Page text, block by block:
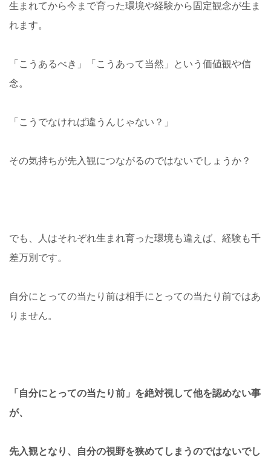
生まれてから今まで育った環境や経験から固定観念が生ま
れます。
「こうあるべき」「こうあって当然」という価値観や信
念。
「こうでなければ違うんじゃない？」
その気持ちが先入観につながるのではないでしょうか？
でも、人はそれぞれ生まれ育った環境も違えば、経験も千
差万別です。
自分にとっての当たり前は相手にとっての当たり前ではあ
りません。
「自分にとっての当たり前」を絶対視して他を認めない事
が、
先入観となり、自分の視野を狭めてしまうのではないでし